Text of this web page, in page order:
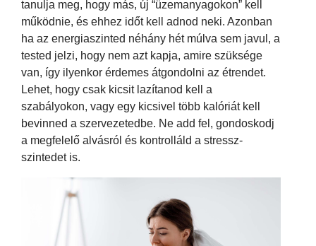
tanulja meg, hogy más, új “üzemanyagokon” kell
működnie, és ehhez időt kell adnod neki. Azonban
ha az energiaszinted néhány hét múlva sem javul, a
tested jelzi, hogy nem azt kapja, amire szüksége
van, így ilyenkor érdemes átgondolni az étrendet.
Lehet, hogy csak kicsit lazítanod kell a
szabályokon, vagy egy kicsivel több kalóriát kell
bevinned a szervezetedbe. Ne add fel, gondoskodj
a megfelelő alvásról és kontrolláld a stressz-
szintedet is.